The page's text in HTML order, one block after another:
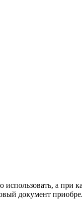
использовать, а при
документ